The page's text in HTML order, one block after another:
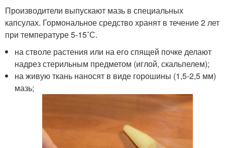
Производители выпускают мазь в специальных
капсулах. Гормональное средство хранят в течение 2 лет
при температуре 5-15˚С.
на стволе растения или на его спящей почке делают
надрез стерильным предметом (иглой, скальпелем);
на живую ткань наносят в виде горошины (1,5-2,5 мм)
мазь;